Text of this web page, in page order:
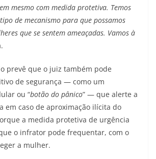
mesmo com medida protetiva. Temos
de mecanismo para que possamos
que se sentem ameaçadas. Vamos à
prevê que o juiz também pode
de segurança — como um
ou “botão do pânico” — que alerte a
em caso de aproximação ilícita do
a medida protetiva de urgência
o infrator pode frequentar, com o
a mulher.